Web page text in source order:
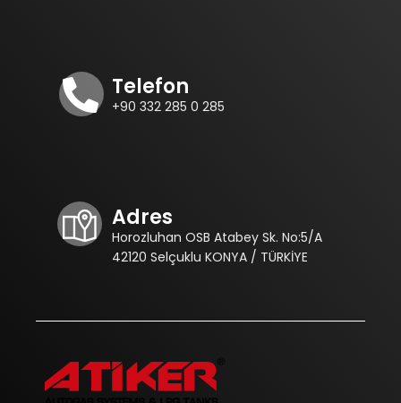
Telefon
+90 332 285 0 285
Adres
Horozluhan OSB Atabey Sk. No:5/A
42120 Selçuklu KONYA / TÜRKİYE